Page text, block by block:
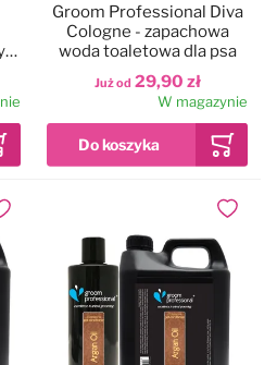
Już od 29,90 zł
Groom Professional Diva
Cologne - zapachowa
woda toaletowa dla psa
W magazynie
do ulubionych Dodaj